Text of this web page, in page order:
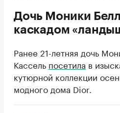
Дочь Моники
каскадом
Ранее 21-летняя дочь
Кассель посетила в
кутюрной коллекции
модного дома Dior.